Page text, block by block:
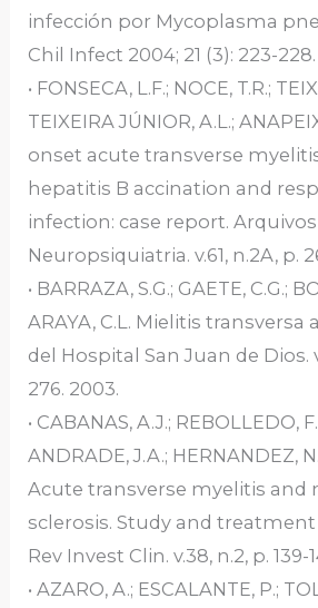
infección por Mycoplasma
Chil Infect 2004; 21 (3): 223-228.
• FONSECA, L.F.; NOCE, T.R.;
TEIXEIRA JÚNIOR, A.L.;
onset acute transverse
hepatitis B accination and
infection: case report.
Neuropsiquiatria. v.61, n.2A, p.
• BARRAZA, S.G.; GAETE, C.G.;
ARAYA, C.L. Mielitis
del Hospital San Juan de Dios.
276. 2003.
• CABANAS, A.J.; REBOLLEDO,
ANDRADE, J.A.; HERNANDEZ,
Acute transverse myelitis and
sclerosis. Study and treatment
Rev Invest Clin. v.38, n.2, p. 139-
• AZARO, A.; ESCALANTE, P.;